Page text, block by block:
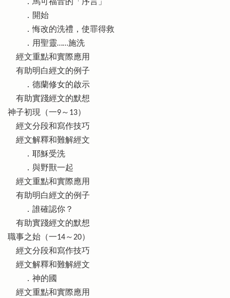
．馬可福音的「序言」
．開始
．悔改的洗禮，使罪得救
．用聖靈……施洗
經文重點和實際應用
有助明白經文的例子
．德蘭修女的啟示
有助實踐經文的默想
神子初現（一9～13）
經文分段和寫作技巧
經文解釋和難解經文
．耶穌受洗
．與野獸一起
經文重點和實際應用
有助明白經文的例子
．誰確認你？
有助實踐經文的默想
職事之始（一14～20）
經文分段和寫作技巧
經文解釋和難解經文
．神的國
經文重點和實際應用